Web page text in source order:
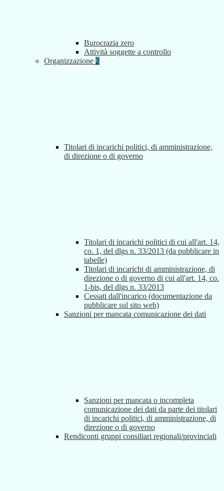
Burocrazia zero
Attività soggette a controllo
Organizzazione 2
Titolari di incarichi politici, di amministrazione,
di direzione o di governo
Titolari di incarichi politici di cui all'art. 14,
co. 1, del dlgs n. 33/2013 (da pubblicare in
tabelle)
Titolari di incarichi di amministrazione, di
direzione o di governo di cui all'art. 14, co.
1-bis, del dlgs n. 33/2013
Cessati dall'incarico (documentazione da
pubblicare sul sito web)
Sanzioni per mancata comunicazione dei dati
Sanzioni per mancata o incompleta
comunicazione dei dati da parte dei titolari
di incarichi politici, di amministrazione, di
direzione o di governo
Rendiconti gruppi consiliari regionali/provinciali